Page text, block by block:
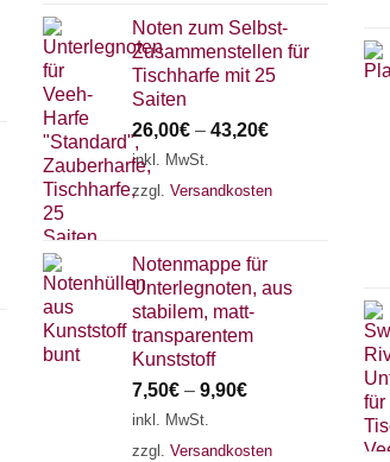
Noten zum Selbst-
Zusammenstellen für
Tischharfe mit 25
Saiten
26,00€ – 43,20€
inkl. MwSt.
zzgl. Versandkosten
Notenmappe für
Unterlegnoten, aus
stabilem, matt-
transparentem
Kunststoff
7,50€ – 9,90€
inkl. MwSt.
zzgl. Versandkosten